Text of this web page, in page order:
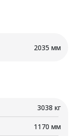
2035 мм
3038 кг
1170 мм